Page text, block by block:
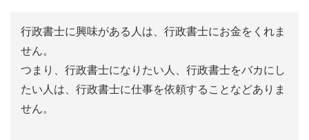
行政書士に興味がある人は、行政書士にお金をくれま
せん。
つまり、行政書士になりたい人、行政書士をバカにし
たい人は、行政書士に仕事を依頼することなどありま
せん。